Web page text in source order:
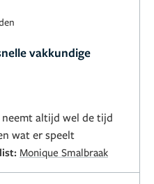
wekt.
detail en een esthetisch
Het resultaat is
zoals wij hadden
veilige, persoonlijke
hoeft niet verder te
is een absolute
vakkundige
neemt altijd wel de tijd
wat er speelt
Monique Smalbraak